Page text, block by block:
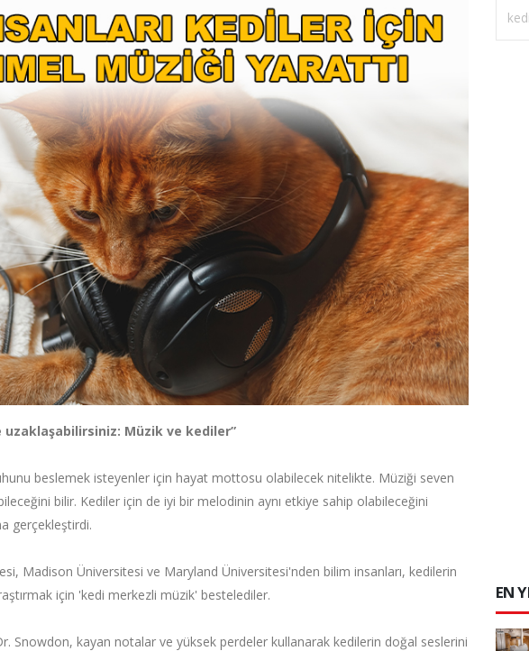
uzaklaşabilirsiniz: Müzik ve kediler”
beslemek isteyenler için hayat mottosu olabilecek nitelikte. Müziği seven
bilir. Kediler için de iyi bir melodinin aynı etkiye sahip olabileceğini
gerçekleştirdi.
Madison Üniversitesi ve Maryland Üniversitesi'nden bilim insanları, kedilerin
için 'kedi merkezli müzik' bestelediler.
Snowdon, kayan notalar ve yüksek perdeler kullanarak kedilerin doğal seslerini
EN